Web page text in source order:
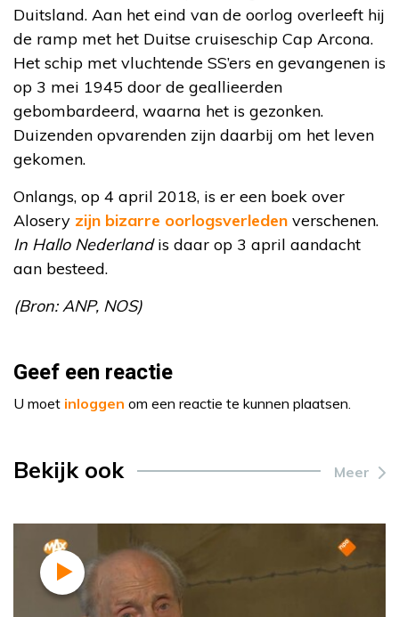
Duitsland. Aan het eind van de oorlog overleeft hij
de ramp met het Duitse cruiseschip Cap Arcona.
Het schip met vluchtende SS’ers en gevangenen is
op 3 mei 1945 door de geallieerden
gebombardeerd, waarna het is gezonken.
Duizenden opvarenden zijn daarbij om het leven
gekomen.
Onlangs, op 4 april 2018, is er een boek over
Alosery zijn bizarre oorlogsverleden verschenen.
In Hallo Nederlandis daar op 3 april aandacht
aan besteed.
(Bron: ANP, NOS)
Geef een reactie
U moet inloggen om een reactie te kunnen plaatsen.
Bekijk ook Meer